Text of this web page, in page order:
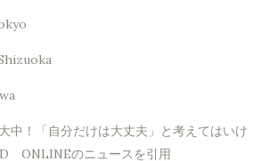
中！「自分だけは大丈夫」と考えてはいけ
ONLINEのニュースを引用